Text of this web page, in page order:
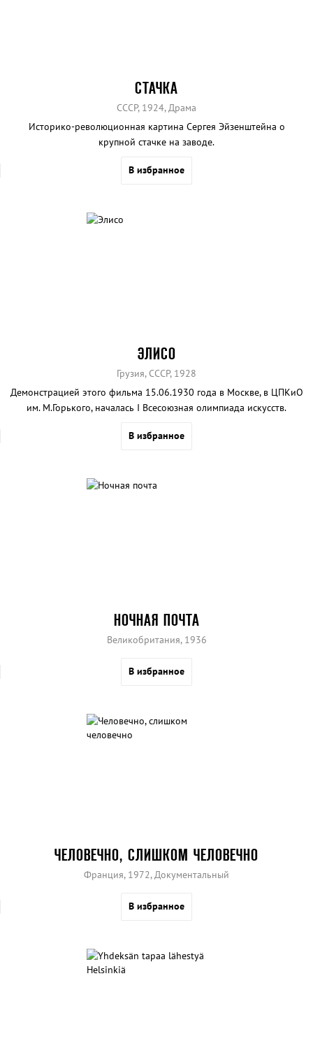
СТАЧКА
СССР, 1924, Драма
Историко-революционная картина Сергея Эйзенштейна о
крупной стачке на заводе.
В избранное
ЭЛИСО
Грузия, СССР, 1928
Демонстрацией этого фильма 15.06.1930 года в Москве, в ЦПКиО
им. М.Горького, началась I Всесоюзная олимпиада искусств.
произведением советского немого кино.
В избранное
НОЧНАЯ ПОЧТА
Великобритания, 1936
В избранное
ЧЕЛОВЕЧНО, СЛИШКОМ ЧЕЛОВЕЧНО
Франция, 1972, Документальный
В избранное